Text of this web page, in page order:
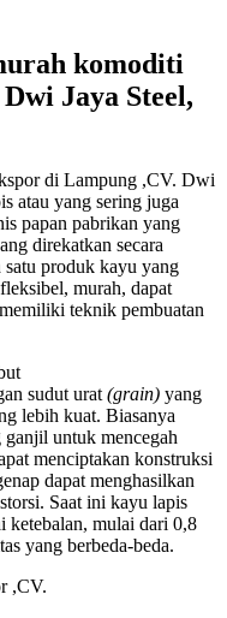
komoditi
Jaya Steel,
di Lampung ,CV. Dwi
atau yang sering juga
papan pabrikan yang
direkatkan secara
satu produk kayu yang
murah, dapat
teknik pembuatan
sudut urat (grain) yang
lebih kuat. Biasanya
untuk mencegah
menciptakan konstruksi
dapat menghasilkan
Saat ini kayu lapis
ketebalan, mulai dari 0,8
yang berbeda-beda.